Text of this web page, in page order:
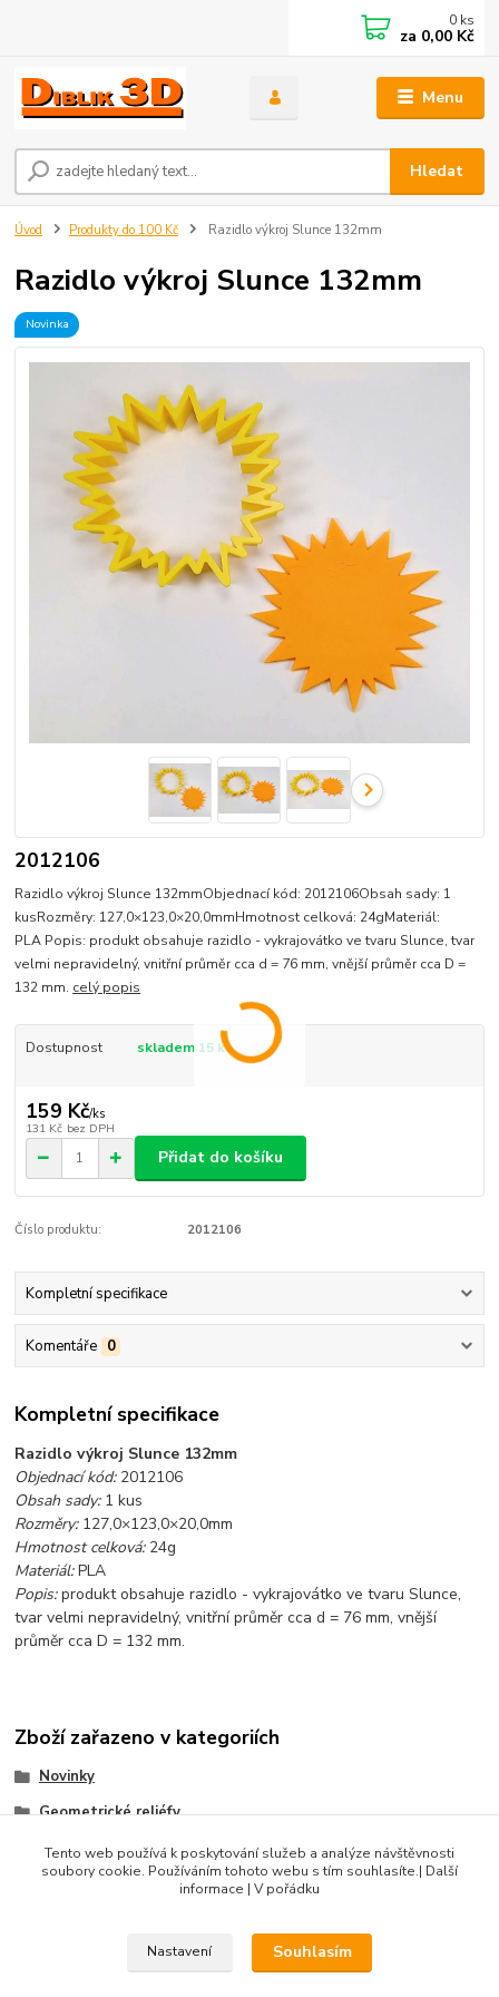
Menu
Hledat
0 ks
za 0,00 Kč
Úvod Produkty do 100 Kč Razidlo výkroj Slunce 132mm
Razidlo výkroj Slunce 132mm
Novinka
2012106
Razidlo výkroj Slunce 132mmObjednací kód: 2012106Obsah sady: 1
kusRozměry: 127,0×123,0×20,0mmHmotnost celková: 24gMateriál:
PLA Popis: produkt obsahuje razidlo - vykrajovátko ve tvaru Slunce, tvar
velmi nepravidelný, vnitřní průměr cca d = 76 mm, vnější průměr cca D =
132 mm. celý popis
Dostupnost skladem 15 ks
159 Kč/ks
131 Kč bez DPH
Přidat do košíku
Číslo produktu: 2012106
Kompletní specifikace
Komentáře 0
Kompletní specifikace
Razidlo výkroj Slunce 132mm
Objednací kód: 2012106
Obsah sady: 1 kus
Rozměry: 127,0×123,0×20,0mm
Hmotnost celková: 24g
Materiál:PLA
Popis:produkt obsahuje razidlo - vykrajovátko ve tvaru Slunce,
tvar velmi nepravidelný, vnitřní průměr cca d = 76 mm, vnější
průměr cca D = 132 mm.
Zboží zařazeno v kategoriích
Novinky
Geometrické reliéfy
Velikonoce
Produkty do 100 Kč
Tento web používá k poskytování služeb a analýze návštěvnosti
soubory cookie. Používáním tohoto webu s tím souhlasíte.| Další
informace | V pořádku
Nastavení Souhlasím